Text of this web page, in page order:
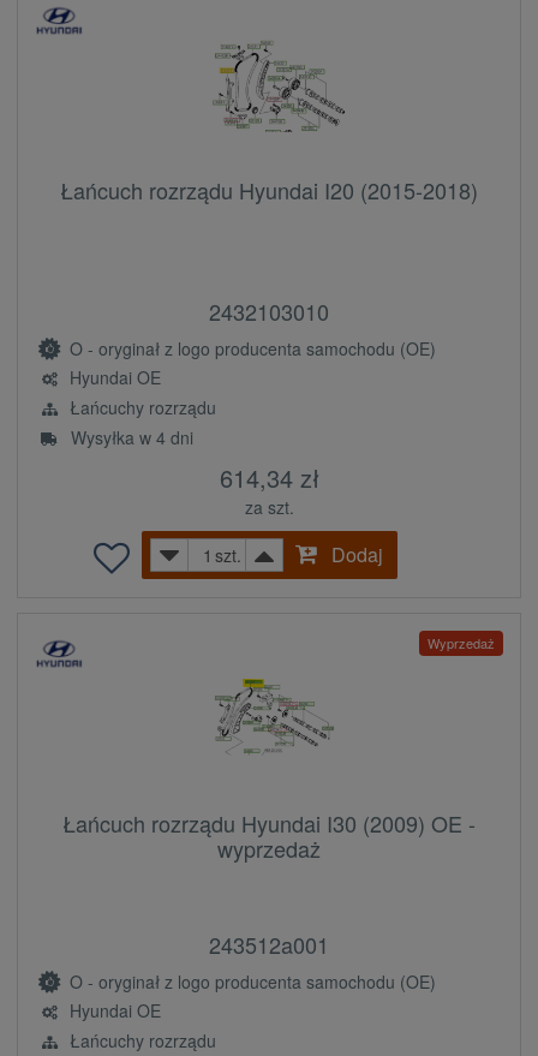
Łańcuch rozrządu Hyundai I20 (2015-2018)
2432103010
O - oryginał z logo producenta samochodu (OE)
Hyundai OE
Łańcuchy rozrządu
Wysyłka w 4 dni
614,34 zł
za szt.
szt.
Dodaj
Wyprzedaż
Łańcuch rozrządu Hyundai I30 (2009) OE -
wyprzedaż
243512a001
O - oryginał z logo producenta samochodu (OE)
Hyundai OE
Łańcuchy rozrządu